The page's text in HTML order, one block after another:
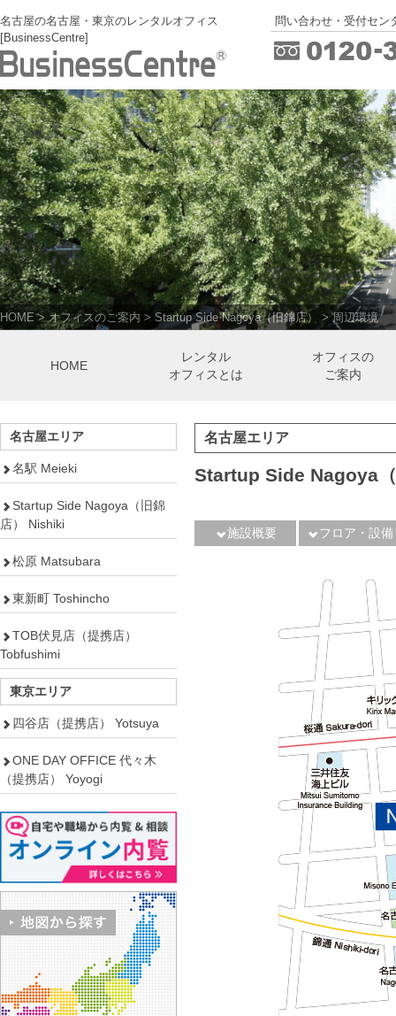
名古屋の名古屋・東京のレンタルオフィス
[BusinessCentre]
問い合わせ・受付セン
HOME>オフィスのご案内 > Startup Side Nagoya（旧錦店） >周辺環境
HOME
レンタル
オフィスとは
オフィスの
ご案内
名古屋エリア
Startup Side Nagoya
施設概要 フロア・設備
名古屋エリア
名駅 Meieki
Startup Side Nagoya（旧錦
店） Nishiki
松原 Matsubara
東新町 Toshincho
TOB伏見店（提携店）
Tobfushimi
東京エリア
四谷店（提携店） Yotsuya
ONE DAY OFFICE 代々木
（提携店） Yoyogi